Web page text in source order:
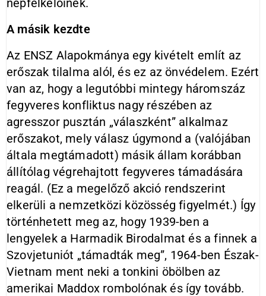
népfelkelőinek.
A másik kezdte
Az ENSZ Alapokmánya egy kivételt említ az
erőszak tilalma alól, és ez az önvédelem. Ezért
van az, hogy a legutóbbi mintegy háromszáz
fegyveres konfliktus nagy részében az
agresszor pusztán „válaszként” alkalmaz
erőszakot, mely válasz úgymond a (valójában
általa megtámadott) másik állam korábban
állítólag végrehajtott fegyveres támadására
reagál. (Ez a megelőző akció rendszerint
elkerüli a nemzetközi közösség figyelmét.) Így
történhetett meg az, hogy 1939-ben a
lengyelek a Harmadik Birodalmat és a finnek a
Szovjetuniót „támadták meg”, 1964-ben Észak-
Vietnam ment neki a tonkini öbölben az
amerikai Maddox rombolónak és így tovább.